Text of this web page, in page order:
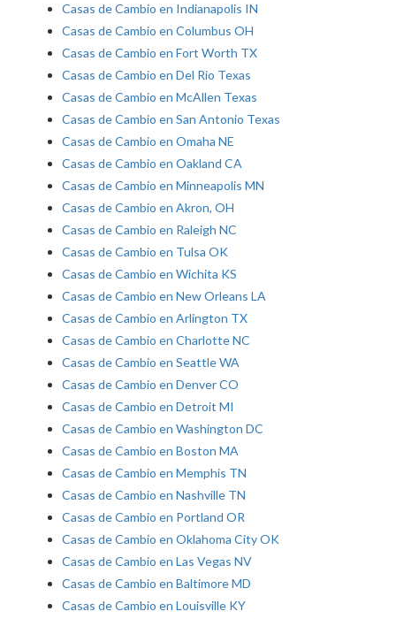
Casas de Cambio en Indianapolis IN
Casas de Cambio en Columbus OH
Casas de Cambio en Fort Worth TX
Casas de Cambio en Del Rio Texas
Casas de Cambio en McAllen Texas
Casas de Cambio en San Antonio Texas
Casas de Cambio en Omaha NE
Casas de Cambio en Oakland CA
Casas de Cambio en Minneapolis MN
Casas de Cambio en Akron, OH
Casas de Cambio en Raleigh NC
Casas de Cambio en Tulsa OK
Casas de Cambio en Wichita KS
Casas de Cambio en New Orleans LA
Casas de Cambio en Arlington TX
Casas de Cambio en Charlotte NC
Casas de Cambio en Seattle WA
Casas de Cambio en Denver CO
Casas de Cambio en Detroit MI
Casas de Cambio en Washington DC
Casas de Cambio en Boston MA
Casas de Cambio en Memphis TN
Casas de Cambio en Nashville TN
Casas de Cambio en Portland OR
Casas de Cambio en Oklahoma City OK
Casas de Cambio en Las Vegas NV
Casas de Cambio en Baltimore MD
Casas de Cambio en Louisville KY